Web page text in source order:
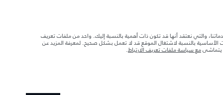
السيارة بالإكسسوارات والركاب والسوائل والوقود والحمولة.
المستخدَمة ضمن موقع الويب حاليًا المواصفات الحالية بالكامل بالنسبة إلى الميزات
والتي نعتقد أنها قد تكون ذات أهمية بالنسبة إليك. واحد من ملفات تعريف
الأساسية بالنسبة لاشتغال الموقع قد لا تعمل بشكل صحيح. لمعرفة المزيد عن
يتماشىمع سياسة ملفات تعريف الارتباط.